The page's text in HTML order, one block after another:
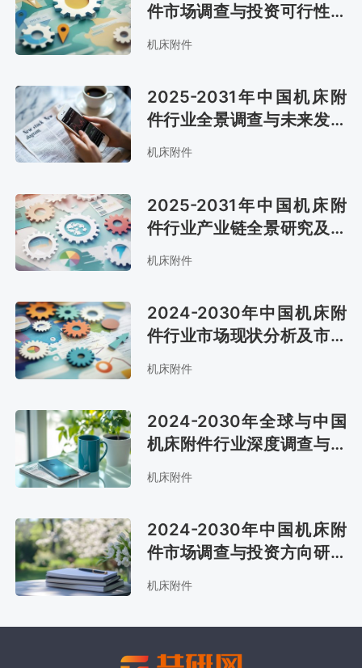
件市场调查与投资可行性报
告
机床附件
2025-2031年中国机床附
件行业全景调查与未来发展
趋势报告
机床附件
2025-2031年中国机床附
件行业产业链全景研究及市
场趋势预测报告
机床附件
2024-2030年中国机床附
件行业市场现状分析及市场
前景评估报告
机床附件
2024-2030年全球与中国
机床附件行业深度调查与未
来前景预测报告
机床附件
2024-2030年中国机床附
件市场调查与投资方向研究
机床附件